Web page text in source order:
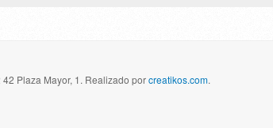
Plaza Mayor, 1. Realizado porcreatikos.com.